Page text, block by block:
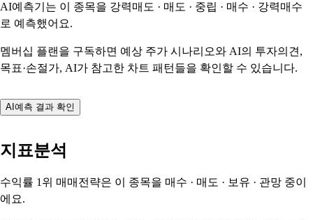
AI예측기는 이 종목을 강력매도 · 매도 · 중립 · 매수 · 강력매수
로 예측했어요.
멤버십 플랜을 구독하면 예상 주가 시나리오와 AI의 투자의견,
목표·손절가, AI가 참고한 차트 패턴들을 확인할 수 있습니다.
AI예측 결과 확인
지표분석
수익률 1위 매매전략은 이 종목을 매수 · 매도 · 보유 · 관망 중이
에요.